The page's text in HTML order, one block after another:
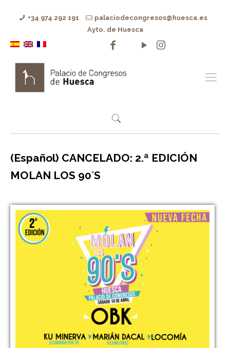
+34 974 292 191
palaciodecongresos@huesca.es
Ayto. de Huesca
(Español) CANCELADO: 2.ª EDICIÓN
MOLAN LOS 90´S